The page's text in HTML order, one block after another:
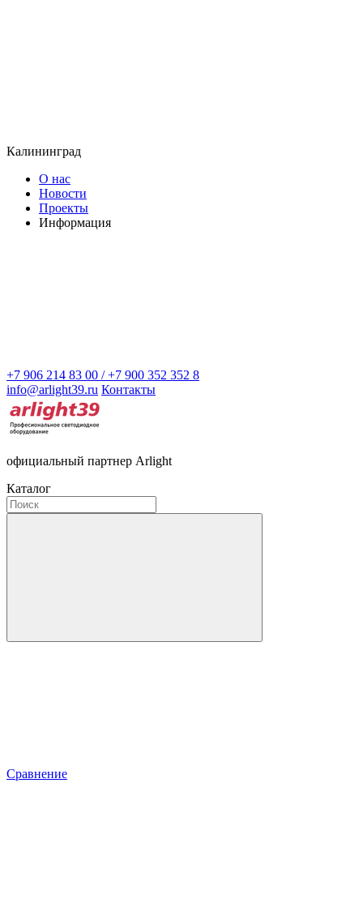
Калининград
О нас
Новости
Проекты
Информация
+7 906 214 83 00 / +7 900 352 352 8
info@arlight39.ru Контакты
официальный партнер Arlight
Каталог
Сравнение